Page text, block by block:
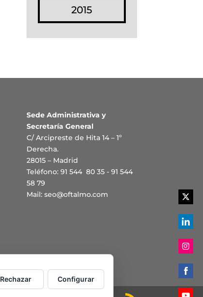
2015
Sede Administrativa y
Secretaría General
C/ Arcipreste de Hita 14 – 1º
Derecha.
28015 – Madrid
Teléfono: 91 544 80 35 - 91 544
58 79
Mail:seo@oftalmo.com
on
Twitter
on
on
on
Rechazar Configurar